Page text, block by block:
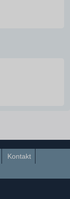
Kontakt